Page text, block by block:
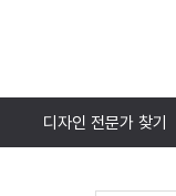
디자인 전문가 찾기